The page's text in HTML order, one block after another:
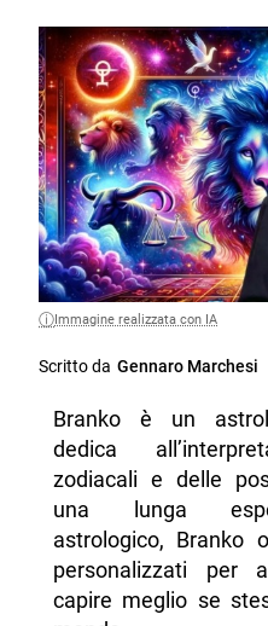
Immagine realizzata con IA
Scritto da Gennaro Marchesi
Branko è un
dedica
zodiacali e delle
una lunga
astrologico, Branko
personalizzati per
capire meglio se